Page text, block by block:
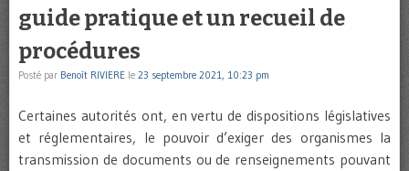
guide pratique et un recueil de
procédures
Posté par Benoît RIVIERE le 23 septembre 2021, 10:23 pm
Certaines autorités ont, en vertu de dispositions législatives
et réglementaires, le pouvoir d’exiger des organismes la
transmission de documents ou de renseignements pouvant